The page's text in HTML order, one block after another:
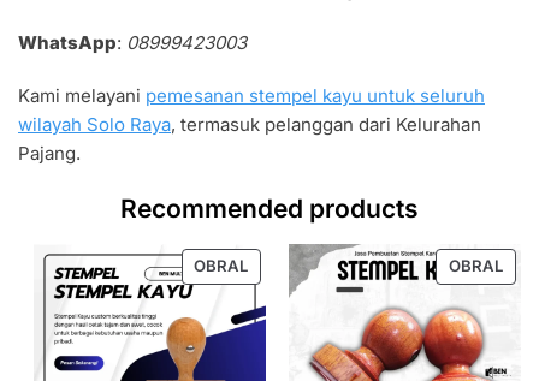
WhatsApp: 08999423003
Kami melayani pemesanan stempel kayu untuk seluruh
wilayah Solo Raya, termasuk pelanggan dari Kelurahan
Pajang.
Recommended products
OBRALPRODUK
DENGAN
DISKON
OBRAL